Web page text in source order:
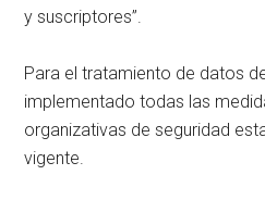
y suscriptores”.
Para el tratamiento de datos
implementado todas las
organizativas de seguridad
vigente.